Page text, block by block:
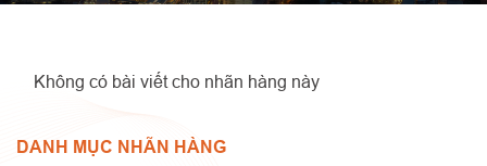
DANH MỤC NHÃN HÀNG
Không có bài viết cho nhãn hàng này